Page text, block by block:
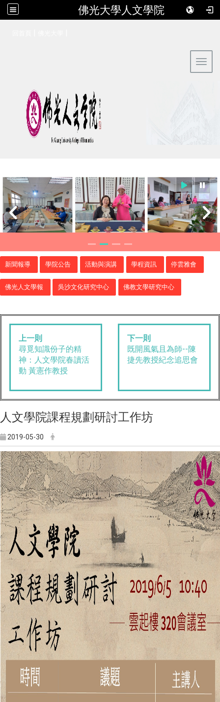
佛光大學人文學院
新聞報導 學院公告 活動與演講 學程資訊 停雲雅會
佛光人文學報 吳沙文化研究中心 佛教文學研究中心
上一則
尋覓知識份子的精
神：人文學院春讀活
動 黃憲作教授
下一則
既開風氣且為師--陳
捷先教授紀念追思會
人文學院課程規劃研討工作坊
2019-05-30